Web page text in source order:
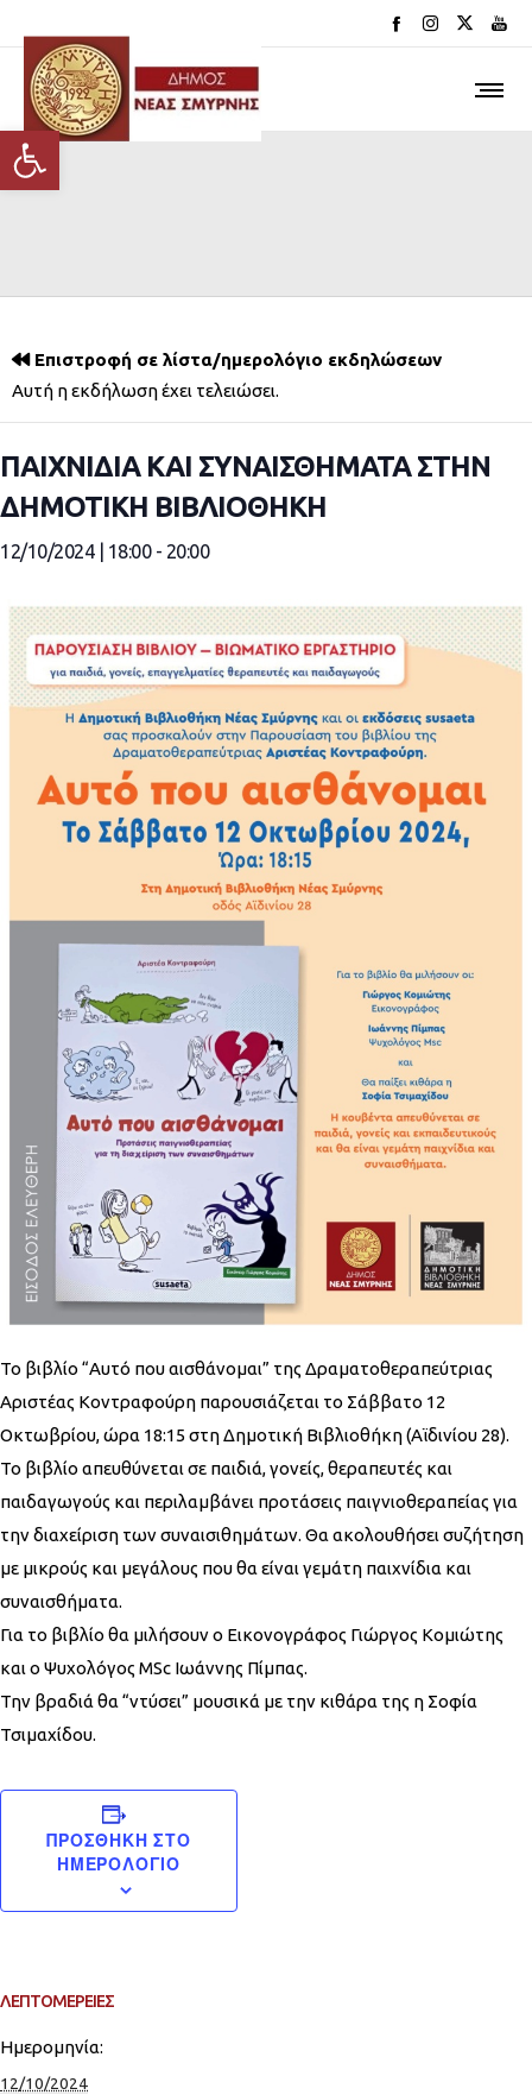
Ανοίξτε τη γραμμή εργαλείων
Επιστροφή σε λίστα/ημερολόγιο εκδηλώσεων
Αυτή η εκδήλωση έχει τελειώσει.
ΠΑΙΧΝΙΔΙΑ ΚΑΙ ΣΥΝΑΙΣΘΗΜΑΤΑ ΣΤΗΝ
ΔΗΜΟΤΙΚΗ ΒΙΒΛΙΟΘΗΚΗ
12/10/2024 | 18:00- 20:00
Το βιβλίο “Αυτό που αισθάνομαι” της Δραματοθεραπεύτριας
Αριστέας Κοντραφούρη παρουσιάζεται το Σάββατο 12
Οκτωβρίου, ώρα 18:15 στη Δημοτική Βιβλιοθήκη (Αϊδινίου 28).
Το βιβλίο απευθύνεται σε παιδιά, γονείς, θεραπευτές και
παιδαγωγούς και περιλαμβάνει προτάσεις παιγνιοθεραπείας για
την διαχείριση των συναισιθημάτων. Θα ακολουθήσει συζήτηση
με μικρούς και μεγάλους που θα είναι γεμάτη παιχνίδια και
συναισθήματα.
Για το βιβλίο θα μιλήσουν ο Εικονογράφος Γιώργος Κομιώτης
και ο Ψυχολόγος MSc Ιωάννης Πίμπας.
Την βραδιά θα “ντύσει” μουσικά με την κιθάρα της η Σοφία
Τσιμαχίδου.
ΠΡΟΣΘΉΚΗ ΣΤΟ
ΗΜΕΡΟΛΌΓΙΟ
ΛΕΠΤΟΜΈΡΕΙΕΣ
Ημερομηνία:
12/10/2024